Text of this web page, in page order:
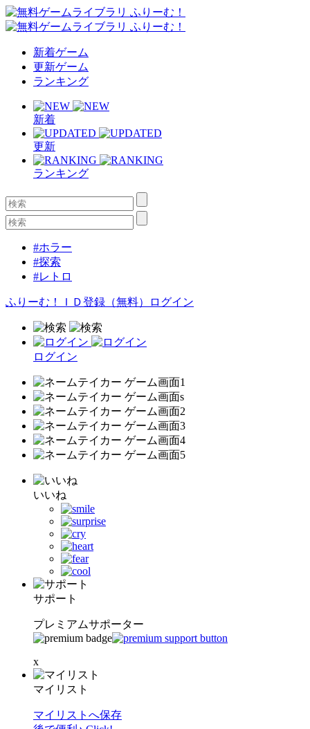
新着ゲーム
更新ゲーム
ランキング
新着
更新
ランキング
#ホラー
#探索
#レトロ
ふりーむ！ＩＤ登録（無料） ログイン
ログイン
いいね
サポート
プレミアムサポーター
x
マイリスト
マイリストへ保存